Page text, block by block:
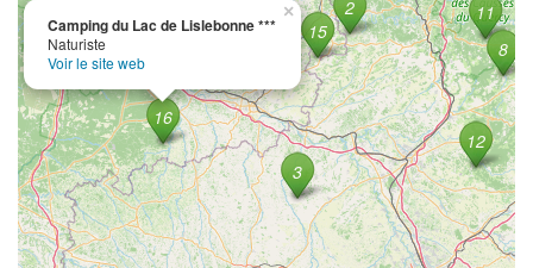
Camping du Lac de Lislebonne ***
Naturiste
Voir le site web
×